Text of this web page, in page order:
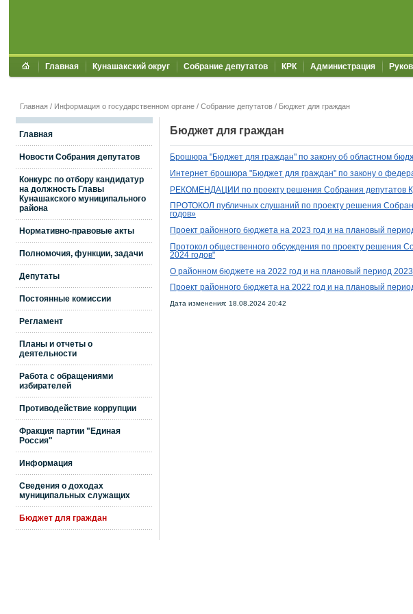
Главная Кунашакский округ Собрание депутатов КРК Администрация
Главная / Информация о государственном органе / Собрание депутатов / Бюджет для граждан
Главная
Новости Собрания депутатов
Конкурс по отбору кандидатур
на должность Главы
Кунашакского муниципального
района
Нормативно-правовые акты
Полномочия, функции, задачи
Депутаты
Постоянные комиссии
Регламент
Планы и отчеты о
деятельности
Работа с обращениями
избирателей
Противодействие коррупции
Фракция партии "Единая
Россия"
Информация
Сведения о доходах
муниципальных служащих
Бюджет для граждан
Бюджет для граждан
Брошюра "Бюджет для граждан" по закону об областном
Интернет брошюра "Бюджет для граждан" по закону о
РЕКОМЕНДАЦИИ по проекту решения Собрания депутатов
ПРОТОКОЛ публичных слушаний по проекту решения
годов»
Проект районного бюджета на 2023 год и на плановый
Протокол общественного обсуждения по проекту решения
2024 годов"
О районном бюджете на 2022 год и на плановый период 2023
Проект районного бюджета на 2022 год и на плановый
Дата изменения: 18.08.2024 20:42